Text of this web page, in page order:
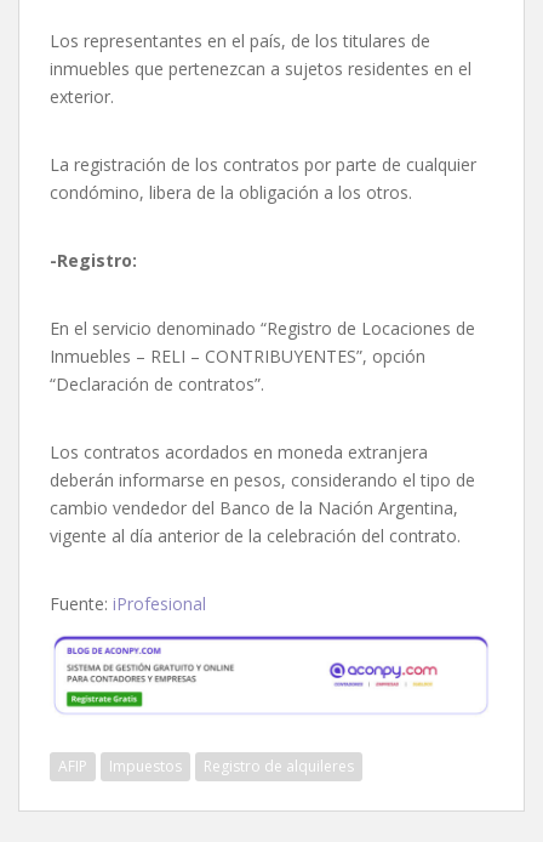
Los representantes en el país, de los titulares de
inmuebles que pertenezcan a sujetos residentes en el
exterior.
La registración de los contratos por parte de cualquier
condómino, libera de la obligación a los otros.
-Registro:
En el servicio denominado “Registro de Locaciones de
Inmuebles – RELI – CONTRIBUYENTES”, opción
“Declaración de contratos”.
Los contratos acordados en moneda extranjera
deberán informarse en pesos, considerando el tipo de
cambio vendedor del Banco de la Nación Argentina,
vigente al día anterior de la celebración del contrato.
Fuente: iProfesional
AFIP Impuestos Registro de alquileres